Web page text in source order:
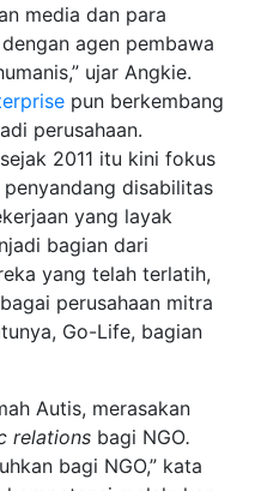
media dan para
agen pembawa
ujar Angkie.
pun berkembang
perusahaan.
2011 itu kini fokus
disabilitas
yang layak
bagian dari
yang telah terlatih,
perusahaan mitra
Go-Life, bagian
Autis, merasakan
relations bagi NGO.
bagi NGO,” kata